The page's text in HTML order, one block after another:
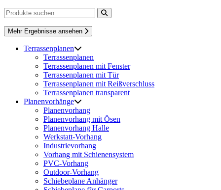
Mehr Ergebnisse ansehen
Terrassenplanen
Terrassenplanen
Terrassenplanen mit Fenster
Terrassenplanen mit Tür
Terrassenplanen mit Reißverschluss
Terrassenplanen transparent
Planenvorhänge
Planenvorhang
Planenvorhang mit Ösen
Planenvorhang Halle
Werkstatt-Vorhang
Industrievorhang
Vorhang mit Schienensystem
PVC-Vorhang
Outdoor-Vorhang
Schiebeplane Anhänger